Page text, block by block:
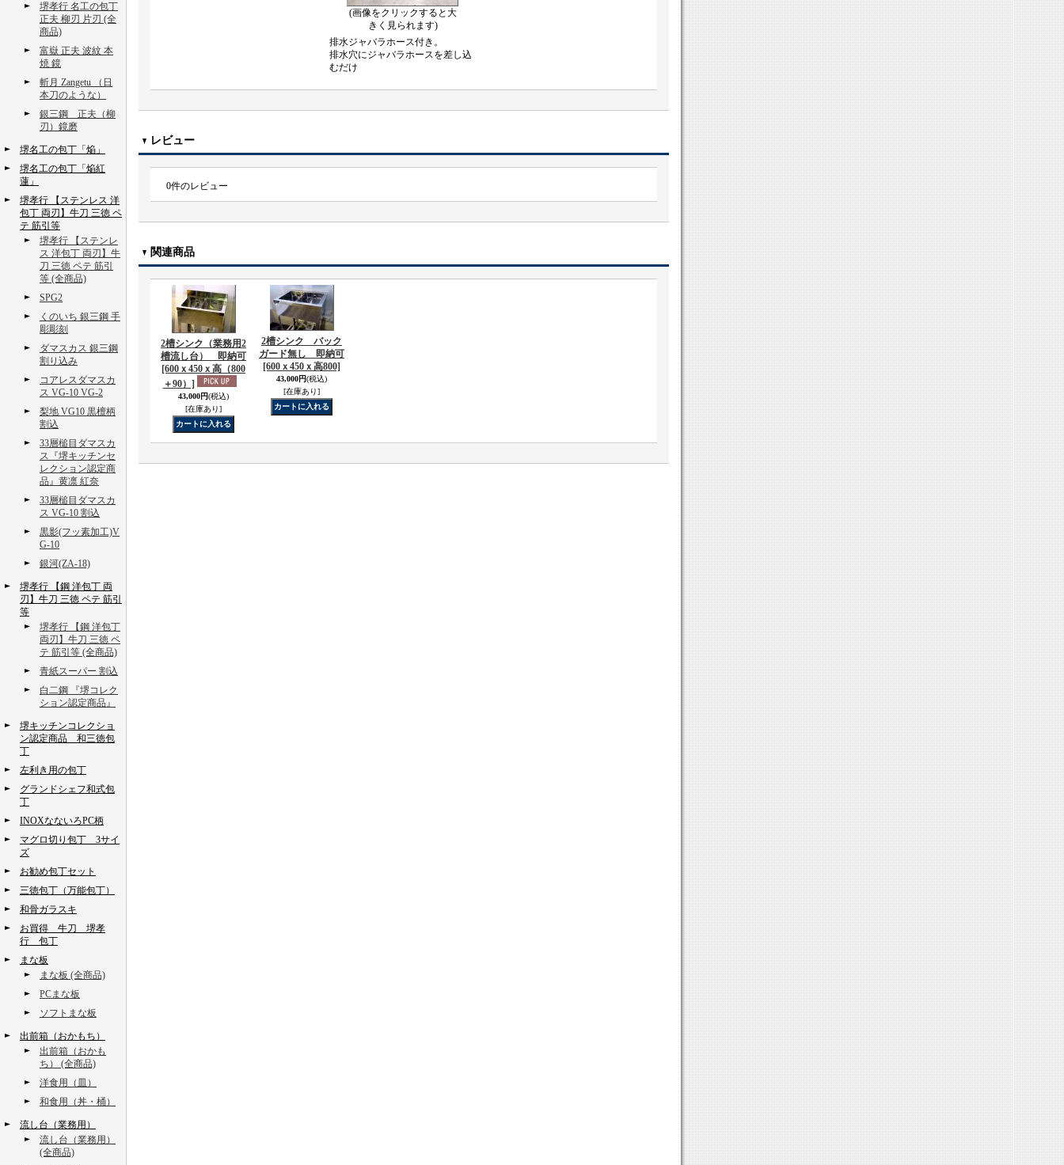
堺孝行 名工の包丁
正夫 柳刃 片刃 (全
商品)
富嶽 正夫 波紋 本
焼 鏡
斬月 Zangetu （日
本刀のような）
銀三鋼 正夫（柳
刃）鏡磨
堺名工の包丁「焔」
堺名工の包丁「焔紅
蓮」
堺孝行 【ステンレス 洋
包丁 両刃】牛刀 三徳 ペ
テ 筋引等
堺孝行 【ステンレ
ス 洋包丁 両刃】牛
刀 三徳 ペテ 筋引
等 (全商品)
SPG2
くのいち 銀三鋼 手
彫彫刻
ダマスカス 銀三鋼
割り込み
コアレスダマスカ
ス VG-10 VG-2
梨地 VG10 黒檀柄
割込
33層槌目ダマスカ
ス『堺キッチンセ
レクション認定商
品』黄凛 紅奈
33層槌目ダマスカ
ス VG-10 割込
黒影(フッ素加工)V
G-10
銀河(ZA-18)
堺孝行 【鋼 洋包丁 両
刃】牛刀 三徳 ペテ 筋引
等
堺孝行 【鋼 洋包丁
両刃】牛刀 三徳 ペ
テ 筋引等 (全商品)
青紙スーパー 割込
白二鋼 『堺コレク
ション認定商品』
堺キッチンコレクショ
ン認定商品 和三徳包
丁
左利き用の包丁
グランドシェフ和式包
丁
INOXなないろPC柄
マグロ切り包丁 3サイ
ズ
お勧め包丁セット
三徳包丁（万能包丁）
和骨ガラスキ
お買得 牛刀 堺孝
行 包丁
まな板
まな板 (全商品)
PCまな板
ソフトまな板
出前箱（おかもち）
出前箱（おかも
ち） (全商品)
洋食用（皿）
和食用（丼・桶）
流し台（業務用）
流し台（業務用）
(全商品)
(画像をクリックすると大
きく見られます)
排水ジャバラホース付き。
排水穴にジャバラホースを差し込
むだけ
レビュー
0件のレビュー
関連商品
2槽シンク（業務用2
槽流し台） 即納可
[600ｘ450ｘ高（800
＋90）]
43,000円(税込)
[在庫あり]
2槽シンク バック
ガード無し 即納可
[600ｘ450ｘ高800]
43,000円(税込)
[在庫あり]